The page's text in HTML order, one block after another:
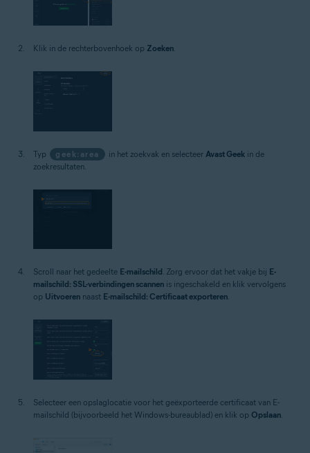
Klik in de rechterbovenhoek op Zoeken
Typ geek:area in het zoekvak en selecteer Avast Geekin de
zoekresultaten.
Scroll naar het gedeelte E-mailschild . Zorg ervoor dat het vakje bij E-
mailschild: SSL-verbindingen scannen is ingeschakeld en klik vervolgens
op Uitvoeren naast E-mailschild: Certificaat exporteren
Selecteer een opslaglocatie voor het geëxporteerde certificaat van E-
mailschild (bijvoorbeeld het Windows-bureaublad) en klik op Opslaan